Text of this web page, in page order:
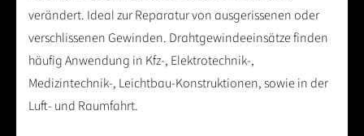
verändert. Ideal zur Reparatur von ausgerissenen oder
verschlissenen Gewinden. Drahtgewindeeinsätze finden
häufig Anwendung in Kfz-, Elektrotechnik-,
Medizintechnik-, Leichtbau-Konstruktionen, sowie in der
Luft- und Raumfahrt.